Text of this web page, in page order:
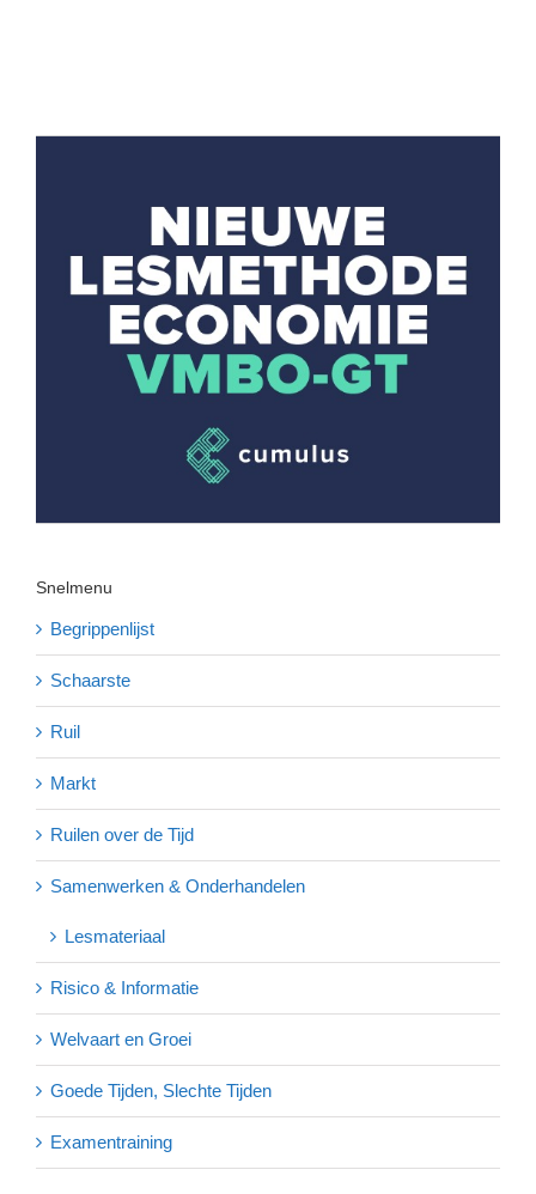
Snelmenu
Begrippenlijst
Schaarste
Ruil
Markt
Ruilen over de Tijd
Samenwerken & Onderhandelen
Lesmateriaal
Risico & Informatie
Welvaart en Groei
Goede Tijden, Slechte Tijden
Examentraining